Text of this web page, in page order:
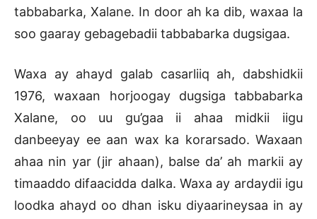
tabbabarka, Xalane. In door ah ka dib, waxaa la
soo gaaray gebagebadii tabbabarka dugsigaa.
Waxa ay ahayd galab casarliiq ah, dabshidkii
1976, waxaan horjoogay dugsiga tabbabarka
Xalane, oo uu gu’gaa ii ahaa midkii iigu
danbeeyay ee aan wax ka korarsado. Waxaan
ahaa nin yar (jir ahaan), balse da’ ah markii ay
timaaddo difaacidda dalka. Waxa ay ardaydii igu
loodka ahayd oo dhan isku diyaarineysaa in ay